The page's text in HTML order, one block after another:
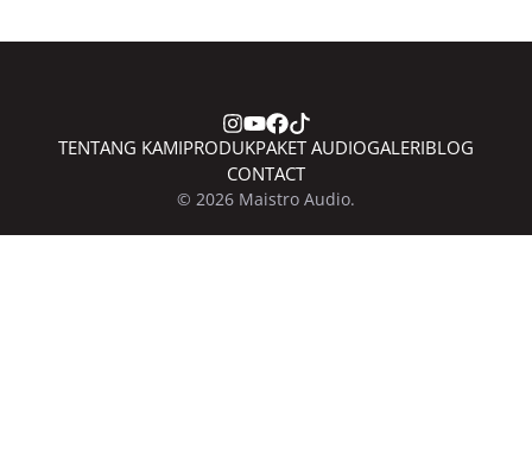
TENTANG KAMIPRODUKPAKET AUDIOGALERIBLOG
CONTACT
© 2026 Maistro Audio.